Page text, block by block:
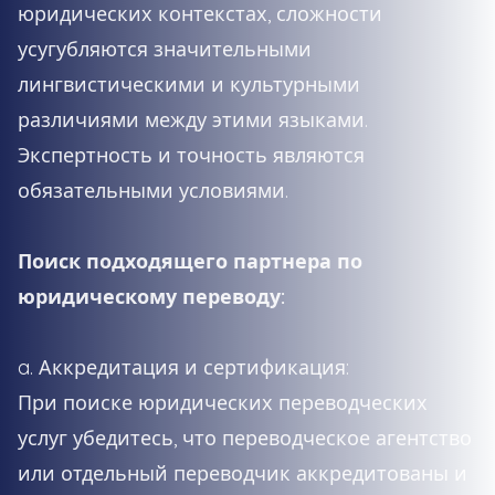
юридических контекстах, сложности
усугубляются значительными
лингвистическими и культурными
различиями между этими языками.
Экспертность и точность являются
обязательными условиями.
Поиск подходящего партнера по
юридическому переводу:
a. Аккредитация и сертификация:
При поиске юридических переводческих
услуг убедитесь, что переводческое агентство
или отдельный переводчик аккредитованы и